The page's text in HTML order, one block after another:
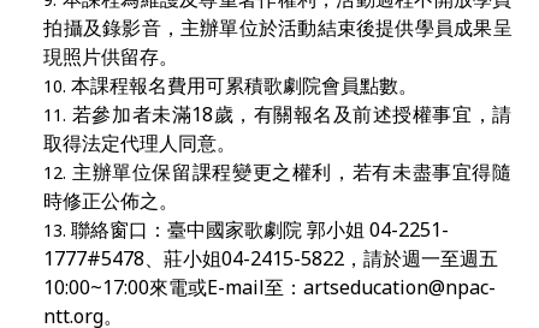
拍攝及錄影音，主辦單位於活動結束後提供學員成果呈
現照片供留存。
本課程報名費用可累積歌劇院會員點數。
若參加者未滿18歲，有關報名及前述授權事宜，請
取得法定代理人同意。
主辦單位保留課程變更之權利，若有未盡事宜得隨
時修正公佈之。
聯絡窗口：臺中國家歌劇院 郭小姐 04-2251-
1777#5478、莊小姐04-2415-5822，請於週一至週五
10:00~17:00來電或E-mail至：artseducation@npac-
ntt.org。